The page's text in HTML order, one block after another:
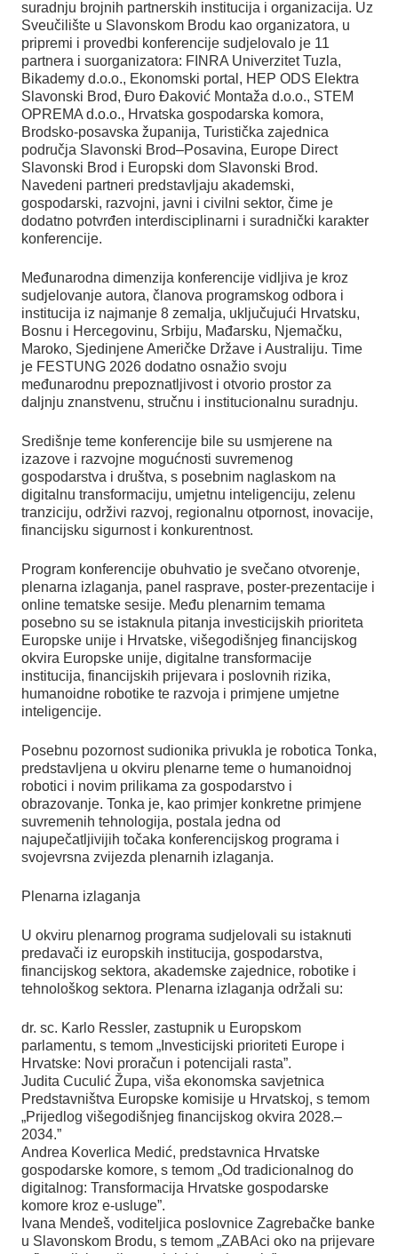
suradnju brojnih partnerskih institucija i organizacija. Uz
Sveučilište u Slavonskom Brodu kao organizatora, u
pripremi i provedbi konferencije sudjelovalo je 11
partnera i suorganizatora: FINRA Univerzitet Tuzla,
Bikademy d.o.o., Ekonomski portal, HEP ODS Elektra
Slavonski Brod, Đuro Đaković Montaža d.o.o., STEM
OPREMA d.o.o., Hrvatska gospodarska komora,
Brodsko-posavska županija, Turistička zajednica
područja Slavonski Brod–Posavina, Europe Direct
Slavonski Brod i Europski dom Slavonski Brod.
Navedeni partneri predstavljaju akademski,
gospodarski, razvojni, javni i civilni sektor, čime je
dodatno potvrđen interdisciplinarni i suradnički karakter
konferencije.
Međunarodna dimenzija konferencije vidljiva je kroz
sudjelovanje autora, članova programskog odbora i
institucija iz najmanje 8 zemalja, uključujući Hrvatsku,
Bosnu i Hercegovinu, Srbiju, Mađarsku, Njemačku,
Maroko, Sjedinjene Američke Države i Australiju. Time
je FESTUNG 2026 dodatno osnažio svoju
međunarodnu prepoznatljivost i otvorio prostor za
daljnju znanstvenu, stručnu i institucionalnu suradnju.
Središnje teme konferencije bile su usmjerene na
izazove i razvojne mogućnosti suvremenog
gospodarstva i društva, s posebnim naglaskom na
digitalnu transformaciju, umjetnu inteligenciju, zelenu
tranziciju, održivi razvoj, regionalnu otpornost, inovacije,
financijsku sigurnost i konkurentnost.
Program konferencije obuhvatio je svečano otvorenje,
plenarna izlaganja, panel rasprave, poster-prezentacije i
online tematske sesije. Među plenarnim temama
posebno su se istaknula pitanja investicijskih prioriteta
Europske unije i Hrvatske, višegodišnjeg financijskog
okvira Europske unije, digitalne transformacije
institucija, financijskih prijevara i poslovnih rizika,
humanoidne robotike te razvoja i primjene umjetne
inteligencije.
Posebnu pozornost sudionika privukla je robotica Tonka,
predstavljena u okviru plenarne teme o humanoidnoj
robotici i novim prilikama za gospodarstvo i
obrazovanje. Tonka je, kao primjer konkretne primjene
suvremenih tehnologija, postala jedna od
najupečatljivijih točaka konferencijskog programa i
svojevrsna zvijezda plenarnih izlaganja.
Plenarna izlaganja
U okviru plenarnog programa sudjelovali su istaknuti
predavači iz europskih institucija, gospodarstva,
financijskog sektora, akademske zajednice, robotike i
tehnološkog sektora. Plenarna izlaganja održali su:
dr. sc. Karlo Ressler, zastupnik u Europskom
parlamentu, s temom „Investicijski prioriteti Europe i
Hrvatske: Novi proračun i potencijali rasta”.
Judita Cuculić Župa, viša ekonomska savjetnica
Predstavništva Europske komisije u Hrvatskoj, s temom
„Prijedlog višegodišnjeg financijskog okvira 2028.–
2034.”
Andrea Koverlica Medić, predstavnica Hrvatske
gospodarske komore, s temom „Od tradicionalnog do
digitalnog: Transformacija Hrvatske gospodarske
komore kroz e-usluge”.
Ivana Mendeš, voditeljica poslovnice Zagrebačke banke
u Slavonskom Brodu, s temom „ZABAci oko na prijevare